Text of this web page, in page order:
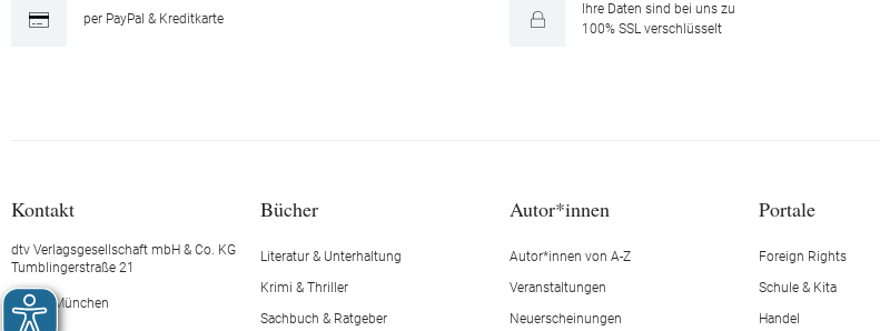
per PayPal & Kreditkarte
Ihre Daten sind bei uns zu
100% SSL verschlüsselt
Kontakt
dtv Verlagsgesellschaft mbH & Co. KG
Tumblingerstraße 21
80337 München
Bücher
Literatur & Unterhaltung
Krimi & Thriller
Sachbuch & Ratgeber
Autor*innen
Autor*innen von A-Z
Veranstaltungen
Neuerscheinungen
Portale
Foreign Rights
Schule & Kita
Handel